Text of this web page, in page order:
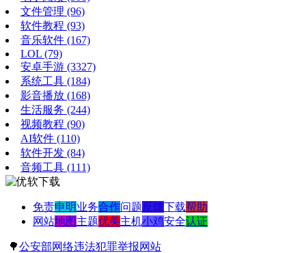
文件管理 (96)
软件教程 (93)
音乐软件 (167)
LOL (79)
安卓手游 (3327)
系统工具 (184)
影音播放 (168)
生活服务 (244)
视频教程 (90)
AI软件 (110)
软件开发 (84)
音频工具 (111)
免责申明业务合作问题反馈下载帮助
网站地图 主题优美主机小鸡安全认证
🌳公安部网络违法犯罪举报网站